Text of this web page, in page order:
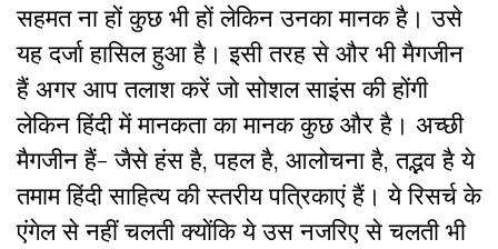
सहमत ना हों कुछ भी हों लेकिन उनका मानक है। उसे
यह दर्जा हासिल हुआ है। इसी तरह से और भी मैगजीन
हैं अगर आप तलाश करें जो सोशल साइंस की होंगी
लेकिन हिंदी में मानकता का मानक कुछ और है। अच्छी
मैगजीन हैं- जैसे हंस है, पहल है, आलोचना है, तद्भव है ये
तमाम हिंदी साहित्य की स्तरीय पत्रिकाएं हैं। ये रिसर्च के
एंगेल से नहीं चलती क्योंकि ये उस नजरिए से चलती भी